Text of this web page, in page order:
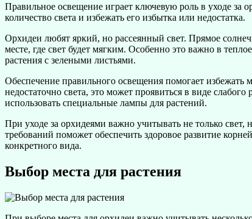
Правильное освещение играет ключевую роль в уходе за
количество света и избежать его избытка или недостатка.
Орхидеи любят яркий, но рассеянный свет. Прямое
месте, где свет будет мягким. Особенно это важно в
растения с зелеными листьями.
Обеспечение правильного освещения помогает избежать
недостаточно света, это может проявиться в виде
использовать специальные лампы для растений.
При уходе за орхидеями важно учитывать не только
требований поможет обеспечить здоровое развитие
конкретного вида.
Выбор места для растения